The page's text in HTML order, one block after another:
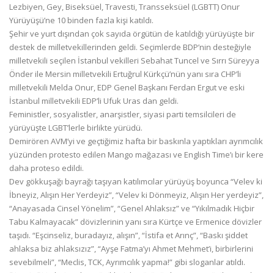
Lezbiyen, Gey, Biseksüel, Travesti, Transseksüel (LGBTT) Onur
Yürüyüşü’ne 10 binden fazla kişi katıldı.
Şehir ve yurt dışından çok sayıda örgütün de katıldığı yürüyüşte bir
destek de milletvekillerinden geldi. Seçimlerde BDP’nin desteğiyle
milletvekili seçilen İstanbul vekilleri Sebahat Tuncel ve Sırrı Süreyya
Önder ile Mersin milletvekili Ertuğrul Kürkçü’nün yanı sıra CHP’li
milletvekili Melda Onur, EDP Genel Başkanı Ferdan Ergut ve eski
İstanbul milletvekili EDP’li Ufuk Uras dan geldi.
Feministler, sosyalistler, anarşistler, siyasi parti temsilcileri de
yürüyüşte LGBT’lerle birlikte yürüdü.
Demirören AVM’yi ve geçtiğimiz hafta bir baskınla yaptıkları ayrımcılık
yüzünden protesto edilen Mango mağazası ve English Time’ı bir kere
daha proteso edildi.
Dev gökkuşağı bayrağı taşıyan katılımcılar yürüyüş boyunca “Velev ki
İbneyiz, Alışın Her Yerdeyiz”, “Velev ki Dönmeyiz, Alışın Her yerdeyiz”,
“Anayasada Cinsel Yönelim”, “Genel Ahlaksız” ve “Yıkılmadık Hiçbir
Tabu Kalmayacak” dövizlerinin yanı sıra Kürtçe ve Ermenice dövizler
taşıdı. “Eşcinseliz, buradayız, alışın”, “İstifa et Arınç”, “Baskı şiddet
ahlaksa biz ahlaksızız”, “Ayşe Fatma’yı Ahmet Mehmet’i, birbirlerini
sevebilmeli”, “Meclis, TCK, Ayrımcılık yapma!” gibi sloganlar atıldı.